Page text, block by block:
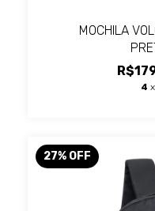
MOCHILA
4
27% OFF